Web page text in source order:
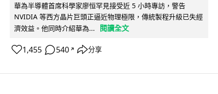
華為半導體首席科學家廖恒罕見接受近 5 小時專訪，警告
NVIDIA 等西方晶片巨頭正逼近物理極限，傳統製程升級已失經
濟效益。他同時介紹華為...
閱讀全文
1,455 540 ↗ 分享